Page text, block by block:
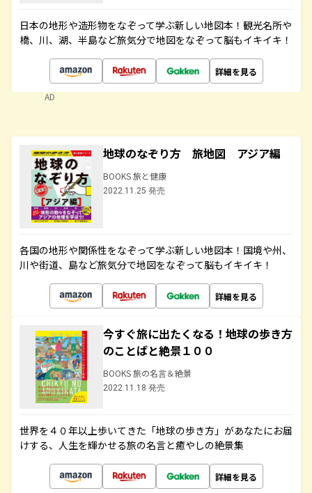
日本の地形や造形物をなぞって学ぶ新しい地図本！観光名所や
橋、川、湖、半島など旅気分で地図をなぞって脳もイキイキ！
詳細を見る
AD
地球のなぞり方 旅地図 アジア編
BOOKS 旅と健康
2022.11.25 発売
各国の地形や関係性をなぞって学ぶ新しい地図本！国境や州、
川や街道、島など旅気分で地図をなぞって脳もイキイキ！
詳細を見る
今すぐ旅に出たくなる！地球の歩き方
のことばと絶景１００
BOOKS 旅の名言＆絶景
2022.11.18 発売
世界を４０年以上歩いてきた「地球の歩き方」があなたにお届
けする、人生を輝かせる旅の名言と癒やしの絶景集
詳細を見る